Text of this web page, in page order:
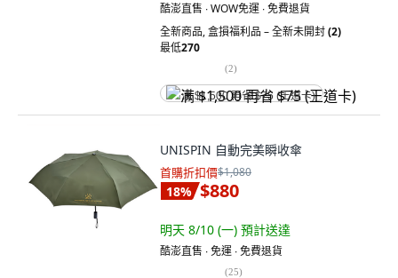
酷澎直售 ∙ WOW免運 ∙ 免費退貨
全新商品,盒損福利品 – 全新未開封(2)
最低270
(2)
满 $1,500 再省 $75 (王道卡)
UNISPIN 自動完美瞬收傘
首購折扣價$1,080
18% $880
明天 8/10 (一) 預計送達
酷澎直售 ∙ 免運 ∙ 免費退貨
(25)